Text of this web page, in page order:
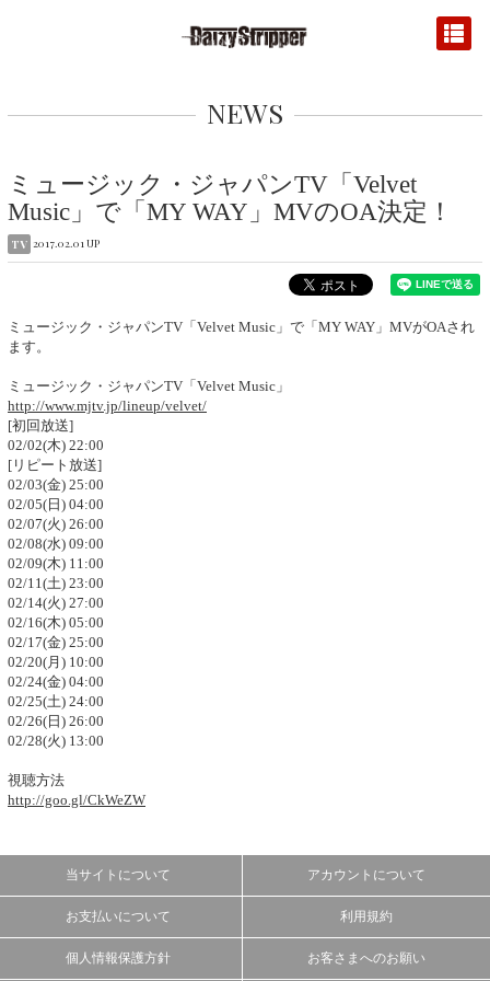
NEWS
ミュージック・ジャパンTV「Velvet
Music」で「MY WAY」MVのOA決定！
TV 2017.02.01 UP
ミュージック・ジャパンTV「Velvet Music」で「MY WAY」MVがOAされ
ます。
ミュージック・ジャパンTV「Velvet Music」
http://www.mjtv.jp/lineup/velvet/
[初回放送]
02/02(木) 22:00
[リピート放送]
02/03(金) 25:00
02/05(日) 04:00
02/07(火) 26:00
02/08(水) 09:00
02/09(木) 11:00
02/11(土) 23:00
02/14(火) 27:00
02/16(木) 05:00
02/17(金) 25:00
02/20(月) 10:00
02/24(金) 04:00
02/25(土) 24:00
02/26(日) 26:00
02/28(火) 13:00
視聴方法
http://goo.gl/CkWeZW
当サイトについて アカウントについて
お支払いについて 利用規約
個人情報保護方針 お客さまへのお願い